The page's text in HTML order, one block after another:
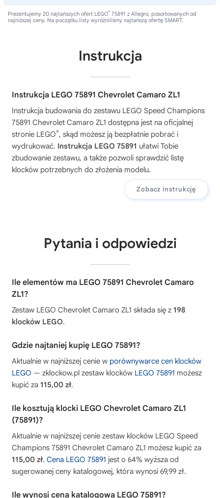
Prezentujemy 20 najtańszych ofert LEGO® 75891 z Allegro, posortowanych od
najniższej ceny. Na początku listy wyróżniliśmy najtańszą ofertę SMART.
Instrukcja
Instrukcja LEGO 75891 Chevrolet Camaro ZL1
Instrukcja budowania do zestawu LEGO Speed Champions
75891 Chevrolet Camaro ZL1 dostępna jest na oficjalnej
stronie LEGO®, skąd możesz ją bezpłatnie pobrać i
wydrukować. Instrukcja LEGO 75891 ułatwi Tobie
zbudowanie zestawu, a także pozwoli sprawdzić listę
klocków potrzebnych do złożenia modelu.
Zobacz instrukcję
Pytania i odpowiedzi
Ile elementów ma LEGO 75891 Chevrolet Camaro
ZL1?
Zestaw LEGO Chevrolet Camaro ZL1 składa się z 198
klocków LEGO.
Gdzie najtaniej kupię LEGO 75891?
Aktualnie w najniższej cenie w porównywarce cen klocków
LEGO — zklockow.pl zestaw klocków LEGO 75891 możesz
kupić za 115,00 zł.
Ile kosztują klocki LEGO Chevrolet Camaro ZL1
(75891)?
Aktualnie w najniższej cenie zestaw klocków LEGO Speed
Champions 75891 Chevrolet Camaro ZL1 możesz kupić za
115,00 zł. Cena LEGO 75891 jest o 64% wyższa od
sugerowanej ceny katalogowej, która wynosi 69,99 zł.
Ile wynosi cena katalogowa LEGO 75891?